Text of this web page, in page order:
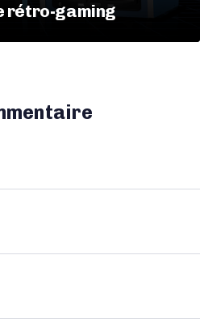
rétro-gaming